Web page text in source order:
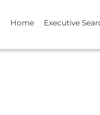
Home Executive